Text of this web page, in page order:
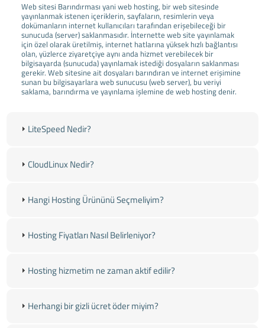
Web sitesi Barındırması yani web hosting, bir web sitesinde
yayınlanmak istenen içeriklerin, sayfaların, resimlerin veya
dokümanların internet kullanıcıları tarafından erişebileceği bir
sunucuda (server) saklanmasıdır. İnternette web site yayınlamak
için özel olarak üretilmiş, internet hatlarına yüksek hızlı bağlantısı
olan, yüzlerce ziyaretçiye aynı anda hizmet verebilecek bir
bilgisayarda (sunucuda) yayınlamak istediği dosyaların saklanması
gerekir. Web sitesine ait dosyaları barındıran ve internet erişimine
sunan bu bilgisayarlara web sunucusu (web server), bu veriyi
saklama, barındırma ve yayınlama işlemine de web hosting denir.
LiteSpeed Nedir?
CloudLinux Nedir?
Hangi Hosting Ürününü Seçmeliyim?
Hosting Fiyatları Nasıl Belirleniyor?
Hosting hizmetim ne zaman aktif edilir?
Herhangi bir gizli ücret öder miyim?